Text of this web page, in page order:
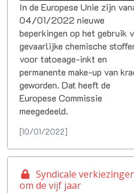
In de Europese Unie zijn
04/01/2022 nieuwe
beperkingen op het gebruik
gevaarlijke chemische
voor tatoeage-inkt en
permanente make-up van
geworden. Dat heeft de
Europese Commissie
meegedeeld.
[10/01/2022]
Syndicale verkiezingen:
om de vijf jaar